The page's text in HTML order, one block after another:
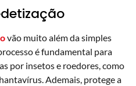
vão muito além da simples
é fundamental para
por insetos e roedores, como
Ademais, protege a